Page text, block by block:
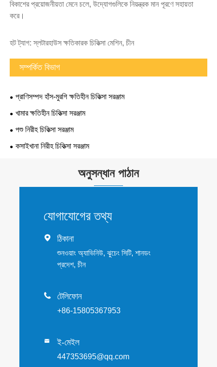
বিকাশের প্রয়োজনীয়তা মেনে চলে, উদ্যোগগুলিকে নিয়ন্ত্রক মান পূরণে সহায়তা
করে।
হট ট্যাগ: স্লটারহাউস ক্ষতিকারক চিকিত্সা মেশিন, চীন
সম্পর্কিত বিভাগ
প্রাণিসম্পদ হাঁস-মুরগি ক্ষতিহীন চিকিত্সা সরঞ্জাম
খামার ক্ষতিহীন চিকিত্সা সরঞ্জাম
পশু নিরীহ চিকিত্সা সরঞ্জাম
কসাইখানা নিরীহ চিকিত্সা সরঞ্জাম
অনুসন্ধান পাঠান
যোগাযোগের তথ্য
 ঠিকানা
শুনওয়াং অ্যাভিনিউ, ঝুচেং সিটি, শানডং
প্রদেশ, চীন
 টেলিফোন
+86-15805367953
 ই-মেইল
447353695@qq.com